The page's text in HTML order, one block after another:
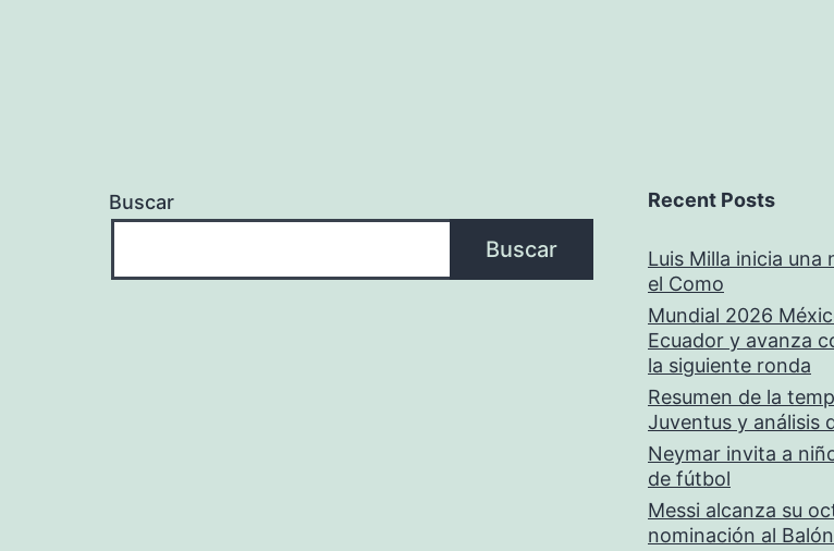
Buscar
Buscar
Recent Posts
Luis Milla inicia una
el Como
Mundial 2026
Ecuador y avanza
la siguiente ronda
Resumen de la
Juventus y análisis
Neymar invita a
de fútbol
Messi alcanza su
nominación al